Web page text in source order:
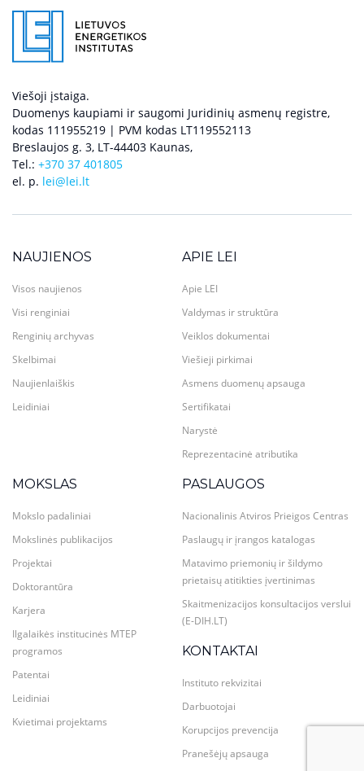
Viešoji įstaiga.
Duomenys kaupiami ir saugomi Juridinių asmenų registre,
kodas 111955219 | PVM kodas LT119552113
Breslaujos g. 3, LT-44403 Kaunas,
Tel.: +370 37 401805
el. p. lei@lei.lt
NAUJIENOS
Visos naujienos
Visi renginiai
Renginių archyvas
Skelbimai
Naujienlaiškis
Leidiniai
APIE LEI
Apie LEI
Valdymas ir struktūra
Veiklos dokumentai
Viešieji pirkimai
Asmens duomenų apsauga
Sertifikatai
Narystė
Reprezentacinė atributika
MOKSLAS
Mokslo padaliniai
Mokslinės publikacijos
Projektai
Doktorantūra
Karjera
Ilgalaikės institucinės MTEP
programos
Patentai
Leidiniai
Kvietimai projektams
PASLAUGOS
Nacionalinis Atviros Prieigos Centras
Paslaugų ir įrangos katalogas
Matavimo priemonių ir šildymo
prietaisų atitikties įvertinimas
Skaitmenizacijos konsultacijos verslui
(E-DIH.LT)
KONTAKTAI
Instituto rekvizitai
Darbuotojai
Korupcijos prevencija
Pranešėjų apsauga